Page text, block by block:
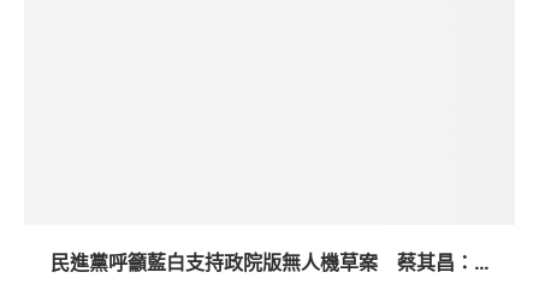
民進黨呼籲藍白支持政院版無人機草案 蔡其昌：...